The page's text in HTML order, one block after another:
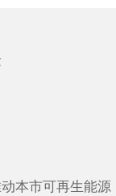
本市可再生能源